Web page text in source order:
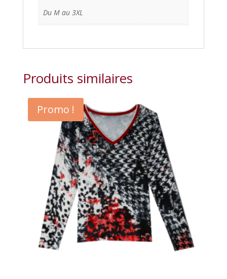
Du M au 3XL
Produits similaires
Promo !